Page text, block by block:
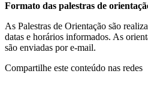
Formato das palestras de
As Palestras de Orientação são
datas e horários informados. As
são enviadas por e-mail.
Compartilhe este conteúdo nas redes